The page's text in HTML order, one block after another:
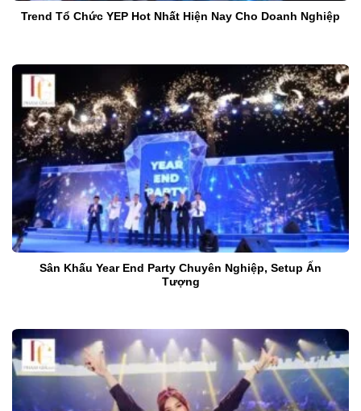
Trend Tổ Chức YEP Hot Nhất Hiện Nay Cho Doanh Nghiệp
Sân Khấu Year End Party Chuyên Nghiệp, Setup Ấn
Tượng